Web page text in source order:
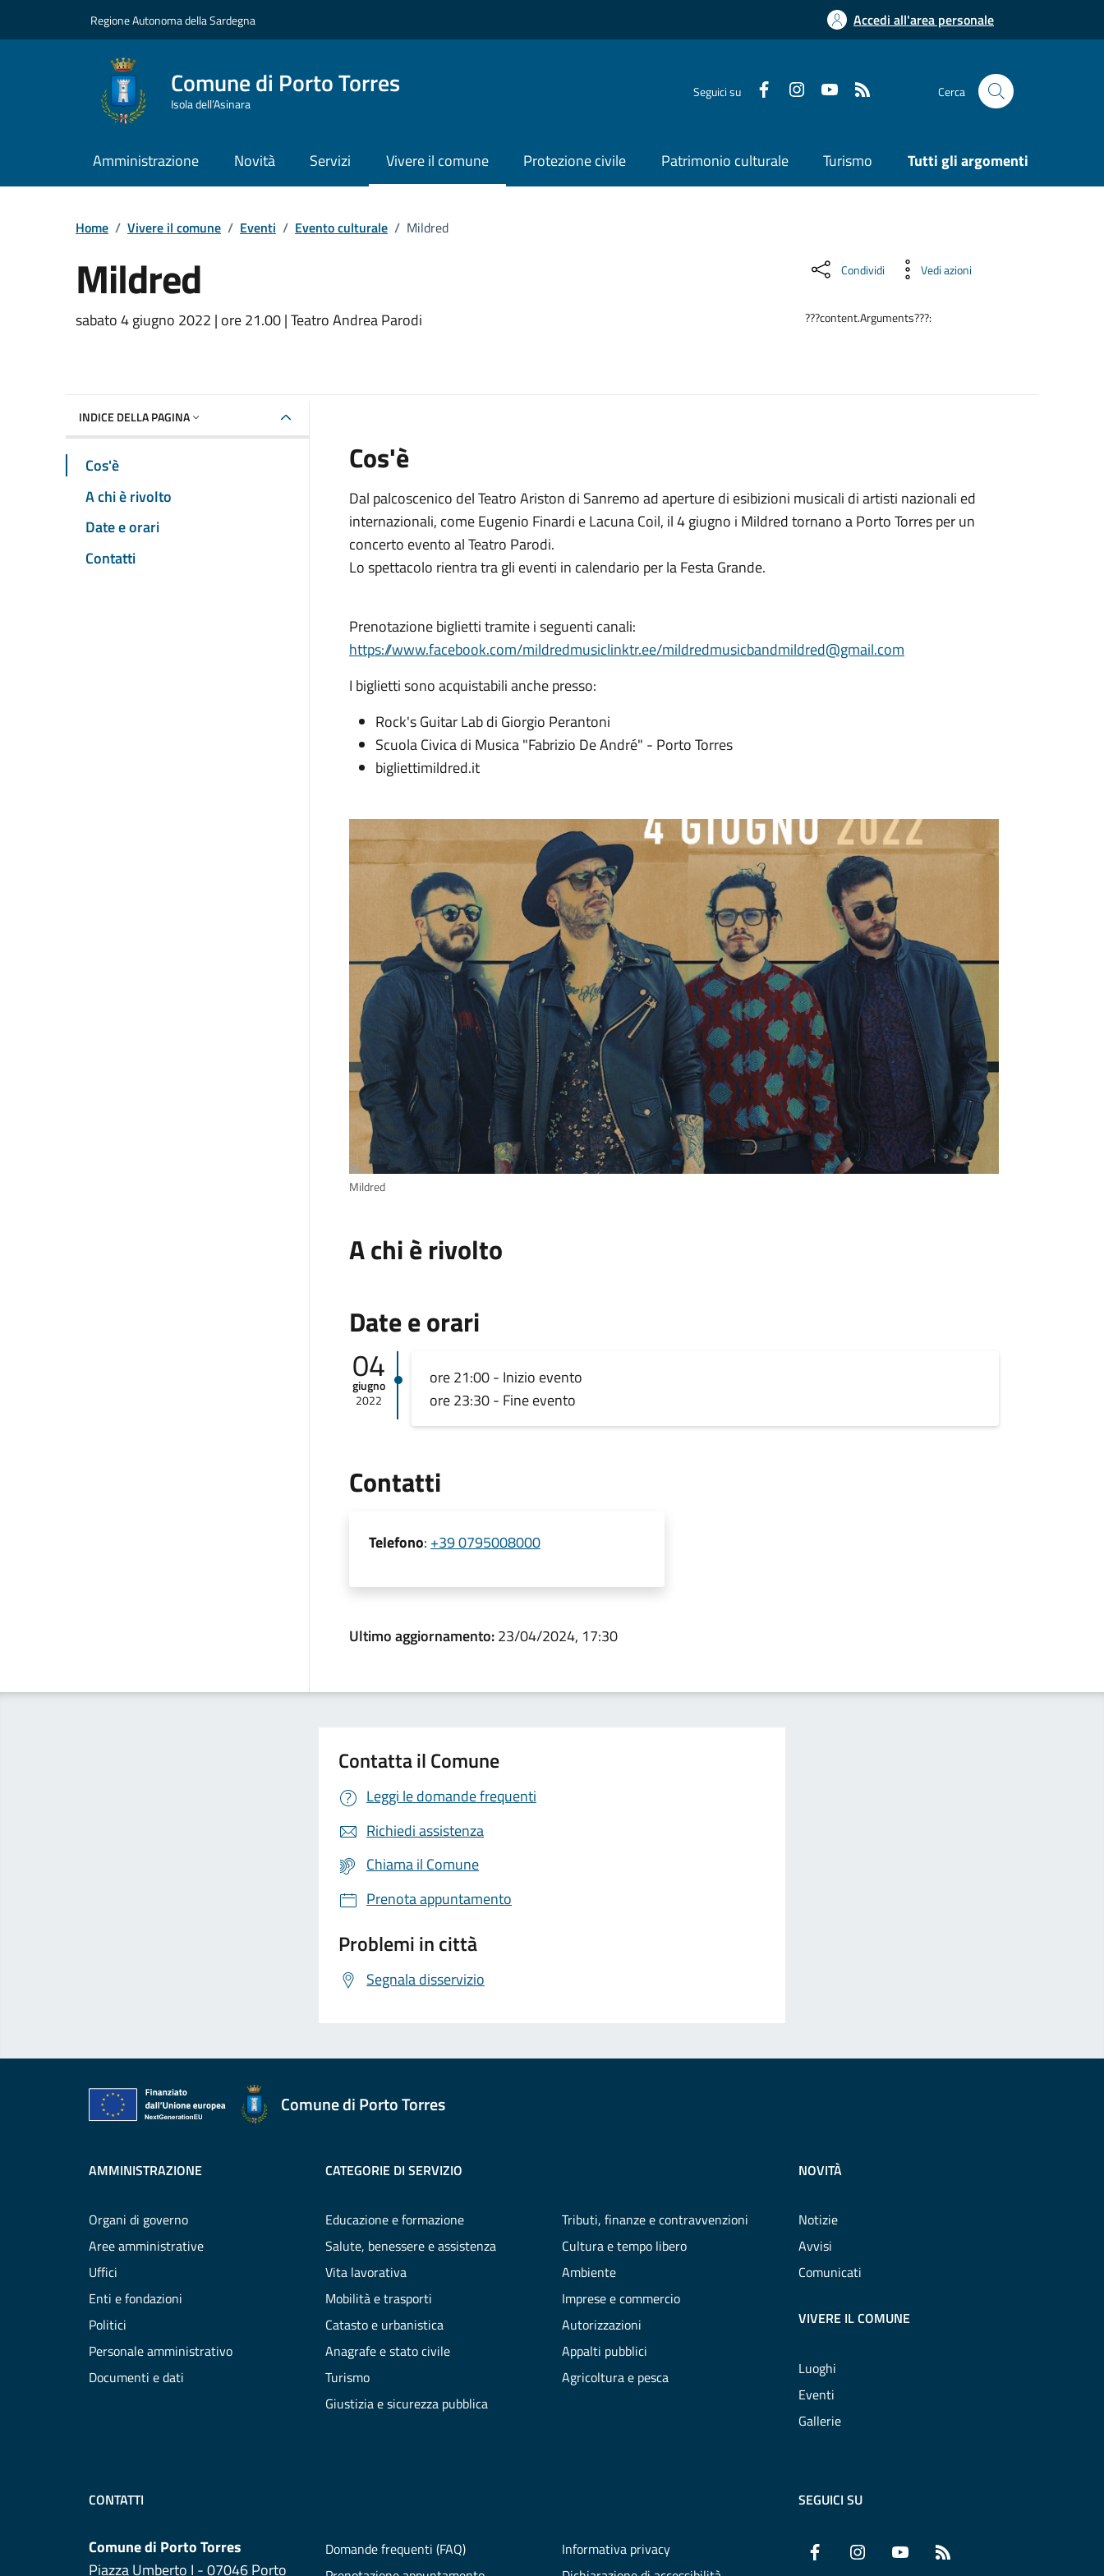
Regione Autonoma della Sardegna Accedi all'area personale
Comune di Porto Torres
Isola dell’Asinara
Seguici su Cerca
Amministrazione Novità Servizi Vivere il comune Protezione civile Patrimonio culturale Turismo Tutti gli argomenti
Home / Vivere il comune / Eventi / Evento culturale / Mildred
Mildred
Dettaglio dell'evento
sabato 4 giugno 2022 | ore 21.00 | Teatro Andrea Parodi
Condividi Vedi azioni
???content.Arguments???:
INDICE DELLA PAGINA
Cos'è
A chi è rivolto
Date e orari
Contatti
Cos'è
Dal palcoscenico del Teatro Ariston di Sanremo ad aperture di esibizioni musicali di artisti nazionali ed
internazionali, come Eugenio Finardi e Lacuna Coil, il 4 giugno i Mildred tornano a Porto Torres per un
concerto evento al Teatro Parodi.
Lo spettacolo rientra tra gli eventi in calendario per la Festa Grande.
Prenotazione biglietti tramite i seguenti canali:
https://www.facebook.com/mildredmusiclinktr.ee/mildredmusicbandmildred@gmail.com
I biglietti sono acquistabili anche presso:
Rock's Guitar Lab di Giorgio Perantoni
Scuola Civica di Musica "Fabrizio De André" - Porto Torres
bigliettimildred.it
Mildred
A chi è rivolto
Date e orari
04
giugno
2022
ore 21:00 - Inizio evento
ore 23:30 - Fine evento
Contatti
Telefono: +39 0795008000
Ultimo aggiornamento:23/04/2024, 17:30
Contatta il Comune
Leggi le domande frequenti
Richiedi assistenza
Chiama il Comune
Prenota appuntamento
Problemi in città
Segnala disservizio
Comune di Porto Torres
AMMINISTRAZIONE
Organi di governo
Aree amministrative
Uffici
Enti e fondazioni
Politici
Personale amministrativo
Documenti e dati
CATEGORIE DI SERVIZIO
Educazione e formazione
Salute, benessere e assistenza
Vita lavorativa
Mobilità e trasporti
Catasto e urbanistica
Anagrafe e stato civile
Turismo
Giustizia e sicurezza pubblica
Tributi, finanze e contravvenzioni
Cultura e tempo libero
Ambiente
Imprese e commercio
Autorizzazioni
Appalti pubblici
Agricoltura e pesca
NOVITÀ
Notizie
Avvisi
Comunicati
VIVERE IL COMUNE
Luoghi
Eventi
Gallerie
CONTATTI
Comune di Porto Torres
Piazza Umberto I - 07046 Porto
Domande frequenti (FAQ)
Informativa privacy
SEGUICI SU
Facebook InstagramYouTube